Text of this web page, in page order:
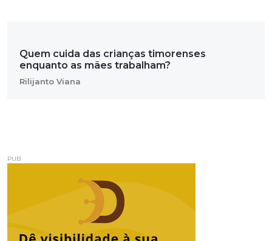
Quem cuida das crianças timorenses
enquanto as mães trabalham?
Rilijanto Viana
PUB